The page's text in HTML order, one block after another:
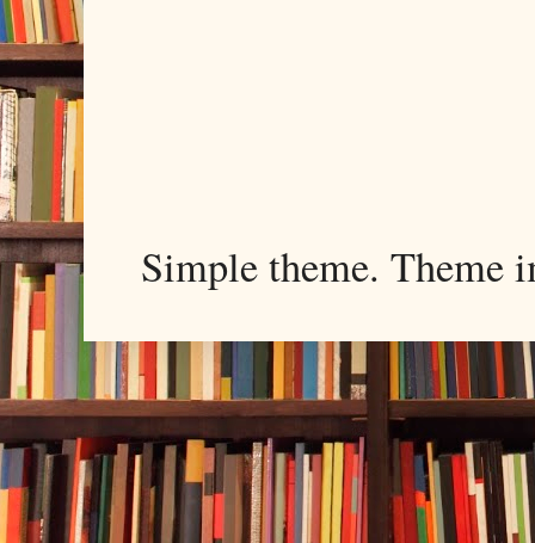
Simple theme. Theme